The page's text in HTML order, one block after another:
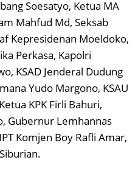
Soesatyo, Ketua MA
Mahfud Md, Seksab
Kepresidenan Moeldoko,
Perkasa, Kapolri
KSAD Jenderal Dudung
Yudo Margono, KSAU
KPK Firli Bahuri,
Gubernur Lemhannas
Komjen Boy Rafli Amar,